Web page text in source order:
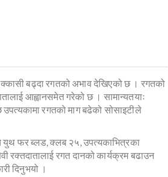
बढ्दा रगतको अभाव देखिएको छ । रगतको
आह्वानसमेत गरेको छ । सामान्यतयाः
रगतको माग बढेको सोसाइटीले
युथ फर ब्लड, क्लब २५, उपत्यकाभित्रका
रक्तदातालाई रगत दानको कार्यक्रम बढाउन
दिनुभयो ।